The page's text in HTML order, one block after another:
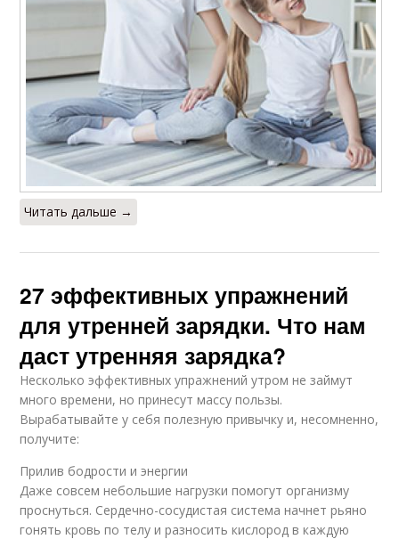
Читать дальше →
27 эффективных упражнений
для утренней зарядки. Что нам
даст утренняя зарядка?
Несколько эффективных упражнений утром не займут
много времени, но принесут массу пользы.
Вырабатывайте у себя полезную привычку и, несомненно,
получите:
Прилив бодрости и энергии
Даже совсем небольшие нагрузки помогут организму
проснуться. Сердечно-сосудистая система начнет рьяно
гонять кровь по телу и разносить кислород в каждую